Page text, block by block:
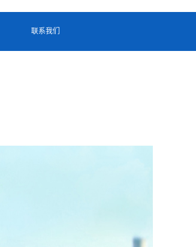
联系我们